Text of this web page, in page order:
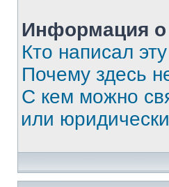
Информация о
Кто написал
Почему здесь
С кем можно
или